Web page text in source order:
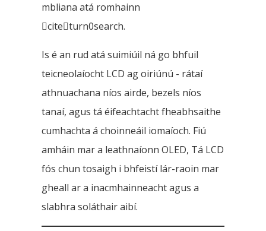
mbliana atá romhainn
citeturn0search.
Is é an rud atá suimiúil ná go bhfuil
teicneolaíocht LCD ag oiriúnú - rátaí
athnuachana níos airde, bezels níos
tanaí, agus tá éifeachtacht fheabhsaithe
cumhachta á choinneáil iomaíoch. Fiú
amháin mar a leathnaíonn OLED, Tá LCD
fós chun tosaigh i bhfeistí lár-raoin mar
gheall ar a inacmhainneacht agus a
slabhra soláthair aibí.